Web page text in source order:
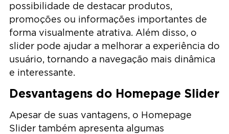
possibilidade de destacar produtos,
promoções ou informações importantes de
forma visualmente atrativa. Além disso, o
slider pode ajudar a melhorar a experiência do
usuário, tornando a navegação mais dinâmica
e interessante.
Desvantagens do Homepage Slider
Apesar de suas vantagens, o Homepage
Slider também apresenta algumas